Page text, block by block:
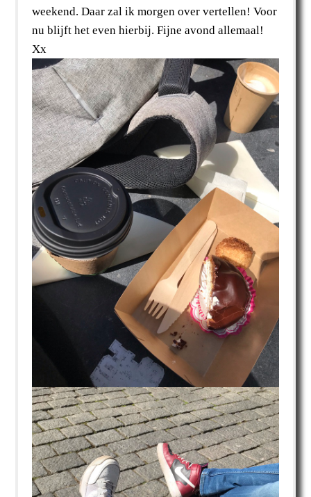
weekend. Daar zal ik morgen over vertellen! Voor
nu blijft het even hierbij. Fijne avond allemaal!
Xx